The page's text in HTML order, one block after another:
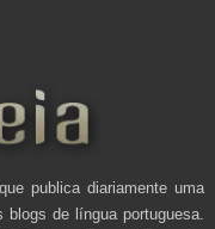
que publica diariamente uma
de língua portuguesa.